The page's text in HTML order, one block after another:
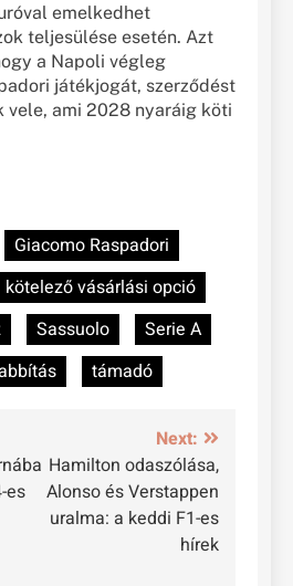
emelkedhet
teljesülése esetén. Azt
a Napoli végleg
játékjogát, szerződést
vele, ami 2028 nyaráig köti
Giacomo Raspadori
kötelező vásárlási opció
Sassuolo
Serie A
támadó
es
Next:
Hamilton odaszólása,
Alonso és Verstappen
uralma: a keddi F1-es
hírek